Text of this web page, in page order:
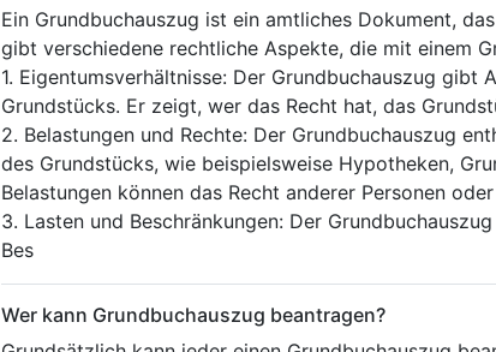
Ein Grundbuchauszug ist ein amtliches Dokument,
gibt verschiedene rechtliche Aspekte, die mit einem
1. Eigentumsverhältnisse: Der Grundbuchauszug gibt
Grundstücks. Er zeigt, wer das Recht hat, das
2. Belastungen und Rechte: Der Grundbuchauszug
des Grundstücks, wie beispielsweise Hypotheken,
Belastungen können das Recht anderer Personen
3. Lasten und Beschränkungen: Der
Bes
Wer kann Grundbuchauszug beantragen?